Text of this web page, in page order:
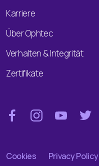
Karriere
Über Ophtec
Verhalten & Integrität
Zertifikate
Cookies Privacy Policy